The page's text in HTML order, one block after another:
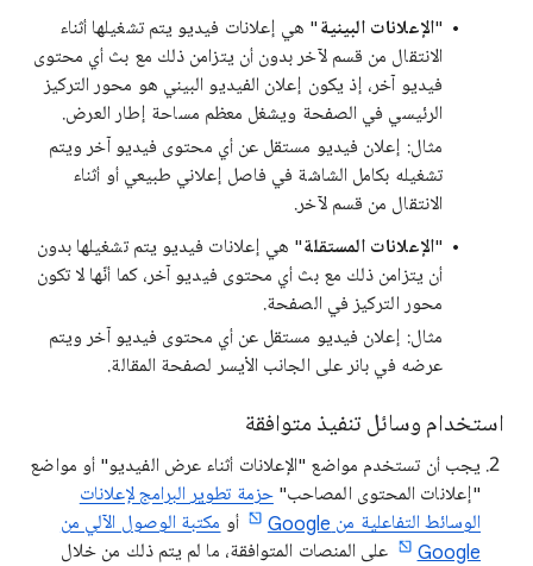
"الإعلانات البينية" هي إعلانات فيديو يتم تشغيلها أثناء
الانتقال من قسم لآخر بدون أن يتزامن ذلك مع بث أي محتوى
فيديو آخر، إذ يكون إعلان الفيديو البيني هو محور التركيز
الرئيسي في الصفحة ويشغل معظم مساحة إطار العرض.
مثال: إعلان فيديو مستقل عن أي محتوى فيديو آخر ويتم
تشغيله بكامل الشاشة في فاصل إعلاني طبيعي أو أثناء
الانتقال من قسم لآخر.
"الإعلانات المستقلة" هي إعلانات فيديو يتم تشغيلها بدون
أن يتزامن ذلك مع بث أي محتوى فيديو آخر، كما أنّها لا تكون
محور التركيز في الصفحة.
مثال: إعلان فيديو مستقل عن أي محتوى فيديو آخر ويتم
عرضه في بانر على الجانب الأيسر لصفحة المقالة.
استخدام وسائل تنفيذ متوافقة
يجب أن تستخدم مواضع "الإعلانات أثناء عرض الفيديو" أو مواضع
"إعلانات المحتوى المصاحب"حزمة تطوير البرامج لإعلانات
الوسائط التفاعلية من Google
أو مكتبة الوصول الآلي من
Google
على المنصات المتوافقة، ما لم يتم ذلك من خلال